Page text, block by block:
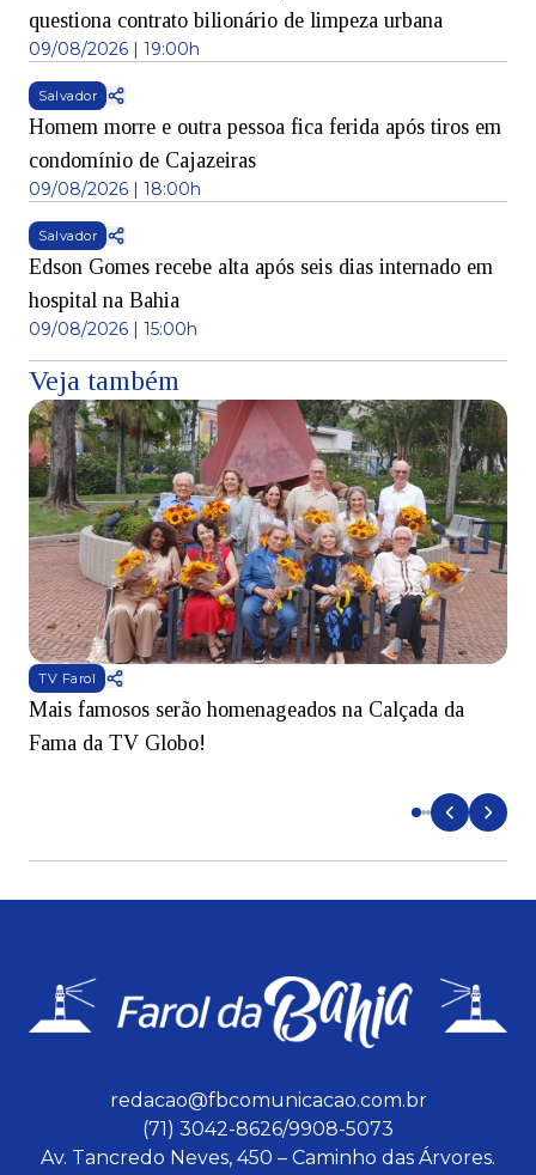
questiona contrato bilionário de limpeza urbana
09/08/2026 | 19:00h
Salvador
Homem morre e outra pessoa fica ferida após tiros em
condomínio de Cajazeiras
09/08/2026 | 18:00h
Salvador
Edson Gomes recebe alta após seis dias internado em
hospital na Bahia
09/08/2026 | 15:00h
Veja também
TV Farol
Mais famosos serão homenageados na Calçada da
Fama da TV Globo!
redacao@fbcomunicacao.com.br
(71) 3042-8626/9908-5073
Av. Tancredo Neves, 450 – Caminho das Árvores.